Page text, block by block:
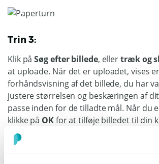
Trin 3:
Klik påSøg efter billede, ellertræk og
at uploade. Når det er uploadet, vises
forhåndsvisning af det billede, du har
justere størrelsen og beskæringen af
passe inden for de tilladte mål. Når du
klikke på OKfor at tilføje billedet til din